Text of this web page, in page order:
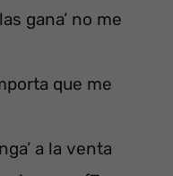
gana’ no me
que me
a la venta